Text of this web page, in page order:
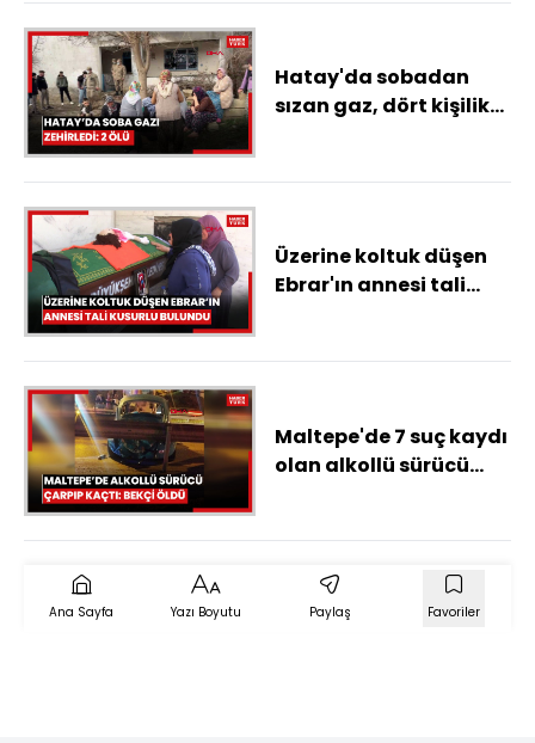
Hatay'da sobadan
sızan gaz, dört kişilik
Üzerine koltuk düşen
Ebrar'ın annesi tali
Maltepe'de 7 suç kaydı
olan alkollü sürücü
kaybetti
Ana Sayfa Yazı Boyutu Paylaş Favoriler